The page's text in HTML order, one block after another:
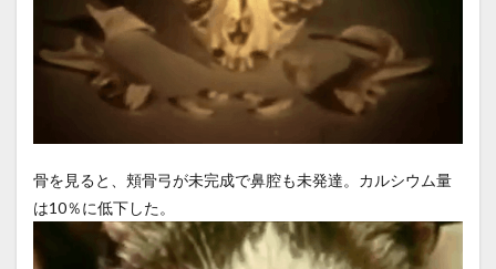
骨を見ると、頬骨弓が未完成で鼻腔も未発達。カルシウム量
は10％に低下した。